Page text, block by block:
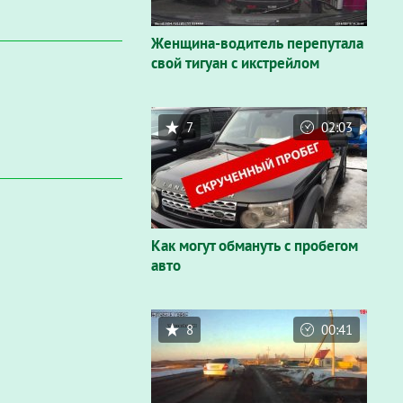
Женщина-водитель перепутала
свой тигуан с икстрейлом
Как могут обмануть с пробегом
авто
7 02:03
8 00:41